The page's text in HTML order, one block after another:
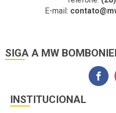
E-mail:
SIGA A MW
INSTITUCIONAL